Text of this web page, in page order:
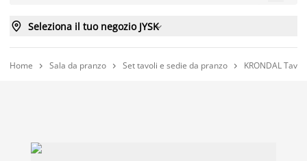
 Seleziona il tuo negozio JYSK
Home  Sala da pranzo  Set tavoli e sedie da pranzo  KRONDAL